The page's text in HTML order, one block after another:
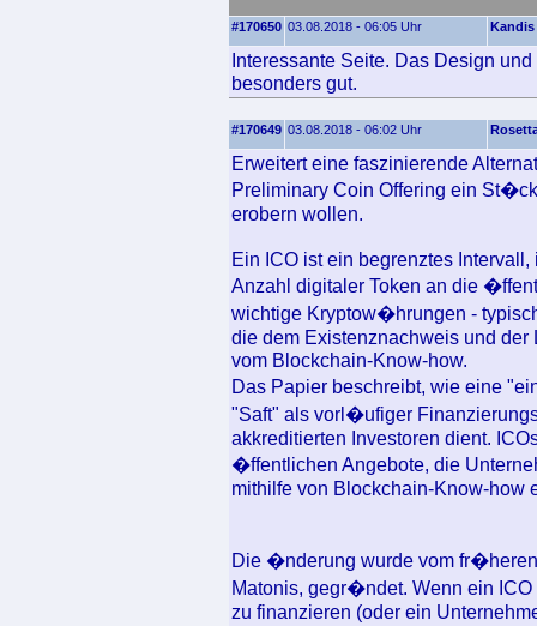
#170650 03.08.2018 - 06:05 Uhr Kandis
Interessante Seite. Das Design
besonders gut.
#170649 03.08.2018 - 06:02 Uhr
Erweitert eine faszinierende
Preliminary Coin Offering ein
erobern wollen.
Ein ICO ist ein begrenztes
Anzahl digitaler Token an die
wichtige Kryptow�hrungen -
die dem Existenznachweis und
vom Blockchain-Know-how.
Das Papier beschreibt, wie eine
"Saft" als vorl�ufiger
akkreditierten Investoren dient.
�ffentlichen Angebote, die
mithilfe von Blockchain-Know-how
Die �nderung wurde vom
Matonis, gegr�ndet. Wenn ein
zu finanzieren (oder ein